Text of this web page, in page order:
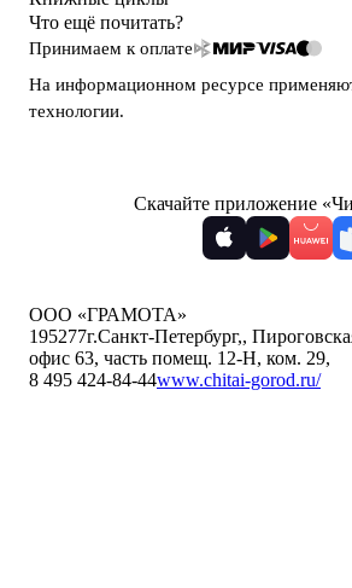
Что ещё почитать?
Принимаем к оплате
На информационном ресурсе
технологии.
Скачайте приложение
ООО «ГРАМОТА»
195277г.Санкт-Петербург,,
офис 63, часть помещ. 12-Н, ком. 29,
8 495 424-84-44www.chitai-gorod.ru/